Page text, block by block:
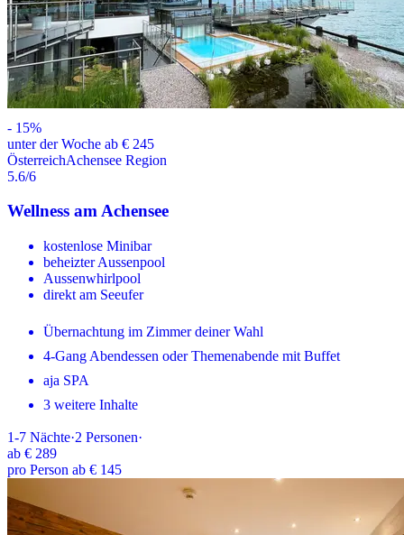
- 15%
unter der Woche ab € 245
ÖsterreichAchensee Region
5.6/6
Wellness am Achensee
kostenlose Minibar
beheizter Aussenpool
Aussenwhirlpool
direkt am Seeufer
Übernachtung im Zimmer deiner Wahl
4-Gang Abendessen oder Themenabende mit Buffet
aja SPA
3 weitere Inhalte
1-7 Nächte·2 Personen·
ab € 289
pro Person ab € 145